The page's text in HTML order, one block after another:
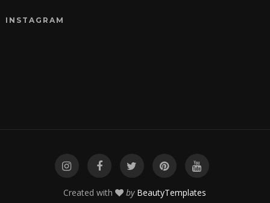
INSTAGRAM
Created with by BeautyTemplates